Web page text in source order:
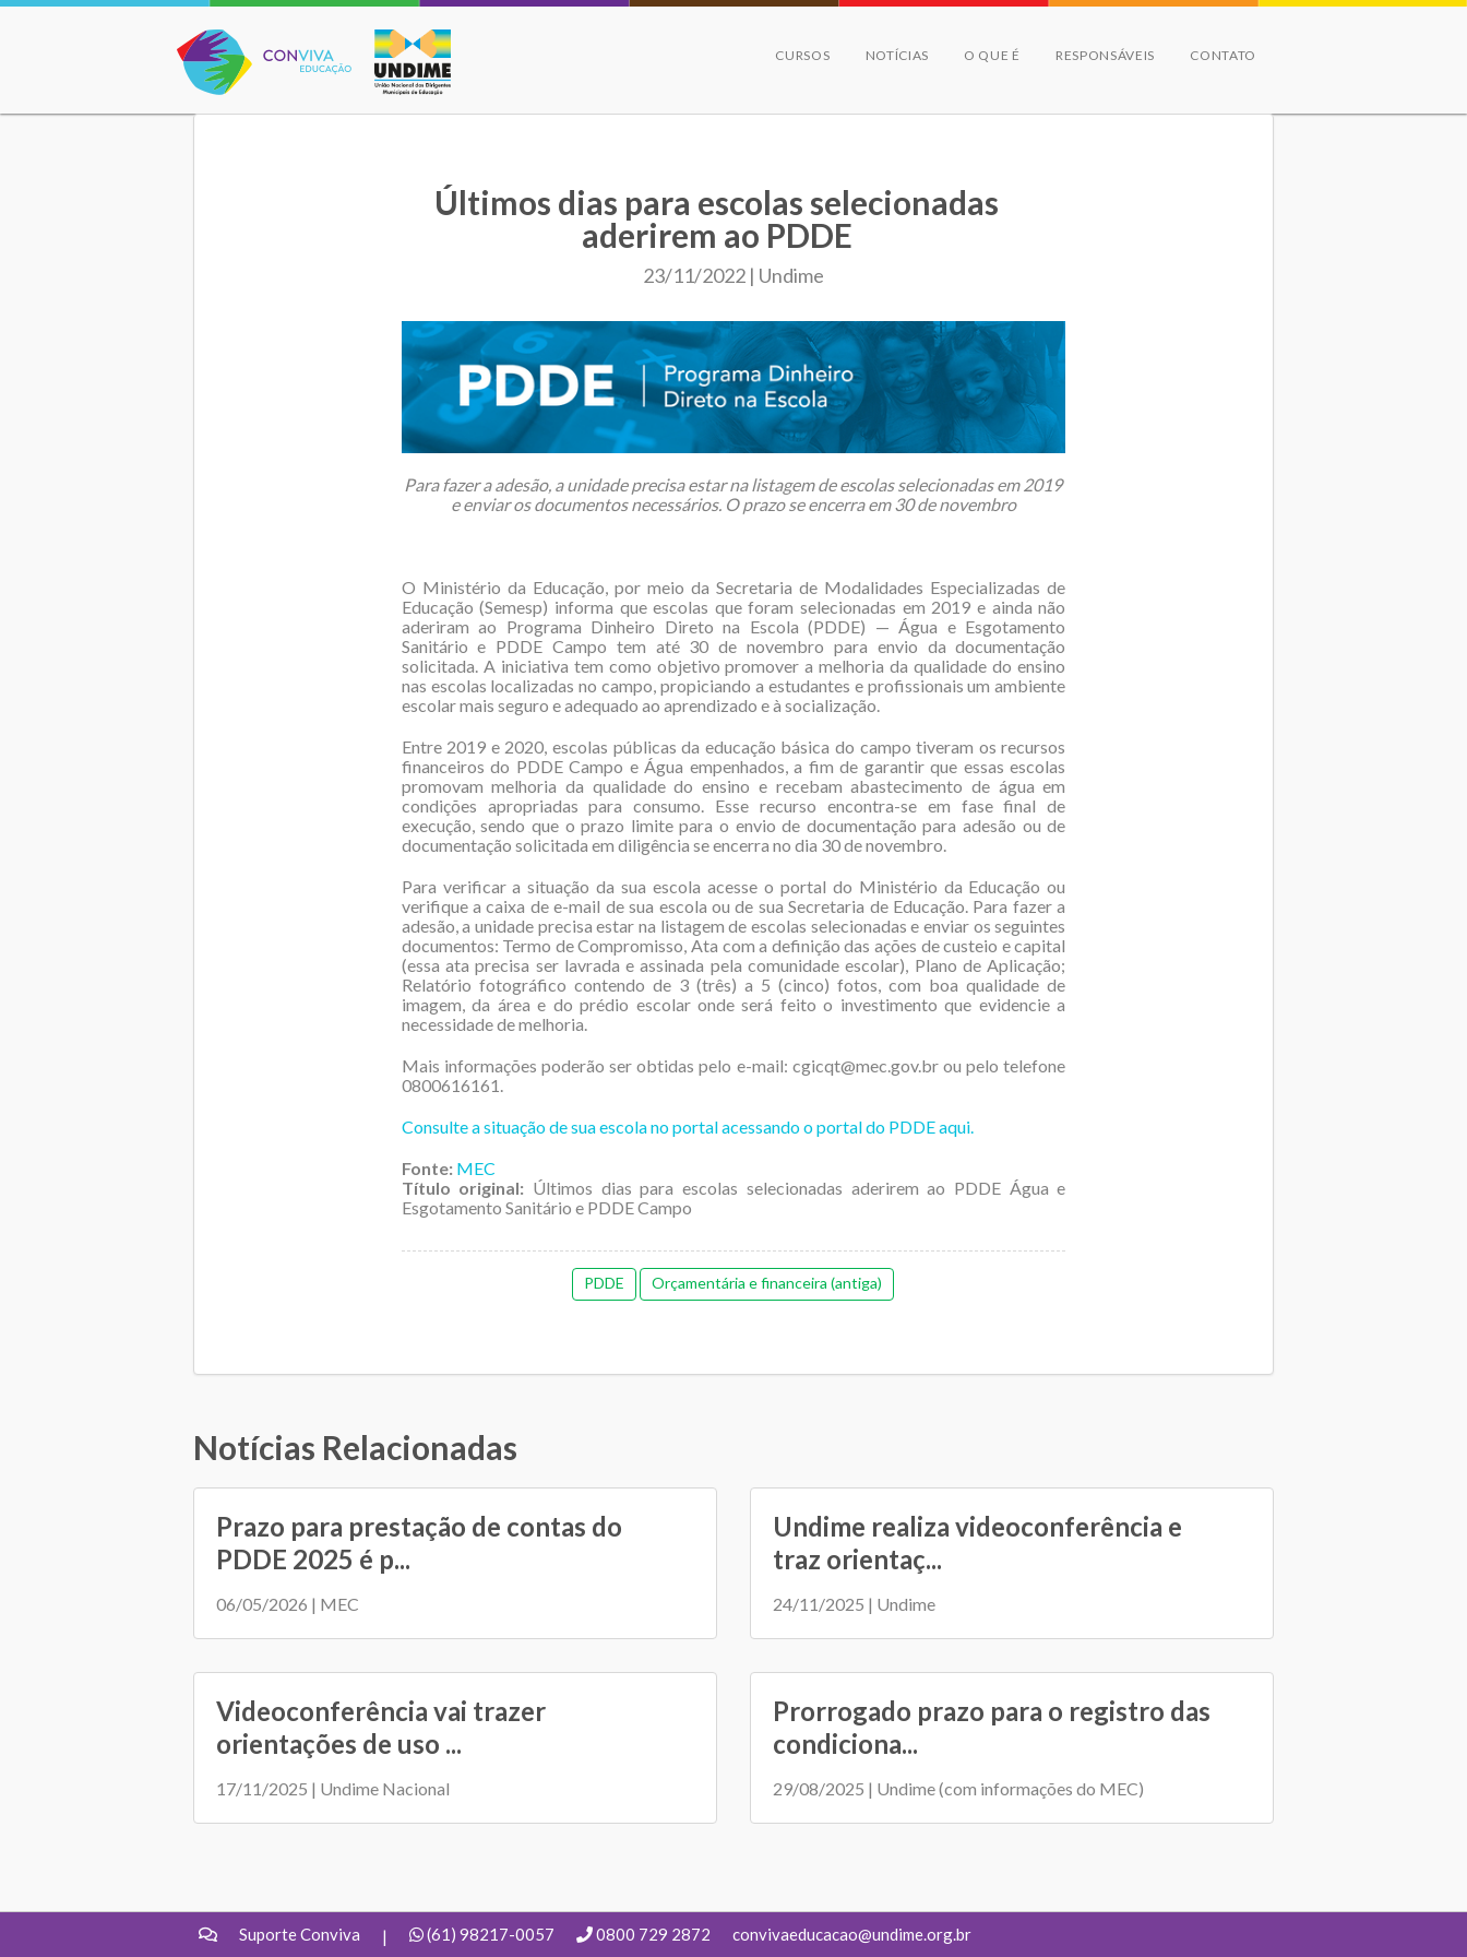
Conviva Educação
CURSOS NOTÍCIAS O QUE É RESPONSÁVEIS CONTATO
Últimos dias para escolas selecionadas
aderirem ao PDDE
23/11/2022 | Undime
Para fazer a adesão, a unidade precisa estar na listagem de escolas selecionadas em 2019
e enviar os documentos necessários. O prazo se encerra em 30 de novembro
O Ministério da Educação, por meio da Secretaria de Modalidades Especializadas de
Educação (Semesp) informa que escolas que foram selecionadas em 2019 e ainda não
aderiram ao Programa Dinheiro Direto na Escola (PDDE) — Água e Esgotamento
Sanitário e PDDE Campo tem até 30 de novembro para envio da documentação
solicitada. A iniciativa tem como objetivo promover a melhoria da qualidade do ensino
nas escolas localizadas no campo, propiciando a estudantes e profissionais um ambiente
escolar mais seguro e adequado ao aprendizado e à socialização.
Entre 2019 e 2020, escolas públicas da educação básica do campo tiveram os recursos
financeiros do PDDE Campo e Água empenhados, a fim de garantir que essas escolas
promovam melhoria da qualidade do ensino e recebam abastecimento de água em
condições apropriadas para consumo. Esse recurso encontra-se em fase final de
execução, sendo que o prazo limite para o envio de documentação para adesão ou de
documentação solicitada em diligência se encerra no dia 30 de novembro.
Para verificar a situação da sua escola acesse o portal do Ministério da Educação ou
verifique a caixa de e-mail de sua escola ou de sua Secretaria de Educação. Para fazer a
adesão, a unidade precisa estar na listagem de escolas selecionadas e enviar os seguintes
documentos: Termo de Compromisso, Ata com a definição das ações de custeio e capital
(essa ata precisa ser lavrada e assinada pela comunidade escolar), Plano de Aplicação;
Relatório fotográfico contendo de 3 (três) a 5 (cinco) fotos, com boa qualidade de
imagem, da área e do prédio escolar onde será feito o investimento que evidencie a
necessidade de melhoria.
Mais informações poderão ser obtidas pelo e-mail: cgicqt@mec.gov.br ou pelo telefone
0800616161.
Consulte a situação de sua escola no portal acessando o portal do PDDE aqui.
Fonte: MEC
Título original: Últimos dias para escolas selecionadas aderirem ao PDDE Água e
Esgotamento Sanitário e PDDE Campo
PDDE Orçamentária e financeira (antiga)
Notícias Relacionadas
Prazo para prestação de contas do
PDDE 2025 é p...
06/05/2026 | MEC
Undime realiza videoconferência e
traz orientaç...
24/11/2025 | Undime
Videoconferência vai trazer
orientações de uso ...
17/11/2025 | Undime Nacional
Prorrogado prazo para o registro das
condiciona...
29/08/2025 | Undime (com informações do MEC)
Suporte Conviva | (61) 98217-0057 0800 729 2872 convivaeducacao@undime.org.br